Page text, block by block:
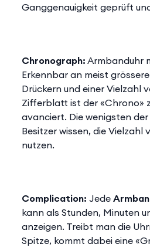
Ganggenauigkeit geprüft
Chronograph: Armbanduhr
Erkennbar an meist
Drückern und einer Vielzahl
Zifferblatt ist der «Chrono»
avanciert. Die wenigsten
Besitzer wissen, die Vielzahl
nutzen.
Complication: Jede
kann als Stunden, Minuten
anzeigen. Treibt man die
Spitze, kommt dabei eine